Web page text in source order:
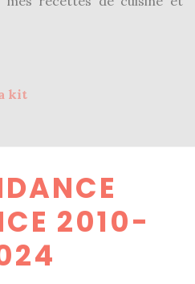
kit
2010-